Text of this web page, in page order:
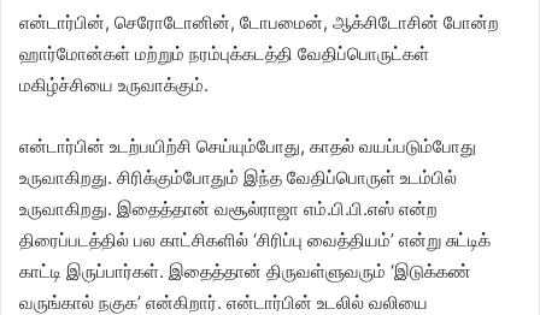
என்டார்பின், செரோடோனின், டோபமைன், ஆக்சிடோசின் போன்ற
ஹார்மோன்கள் மற்றும் நரம்புக்கடத்தி வேதிப்பொருட்கள்
மகிழ்ச்சியை உருவாக்கும்.
என்டார்பின் உடற்பயிற்சி செய்யும்போது, காதல் வயப்படும்போது
உருவாகிறது. சிரிக்கும்போதும் இந்த வேதிப்பொருள் உடம்பில்
உருவாகிறது. இதைத்தான் வசூல்ராஜா எம்.பி.பி.எஸ் என்ற
திரைப்படத்தில் பல காட்சிகளில் ‘சிரிப்பு வைத்தியம்’ என்று சுட்டிக்
காட்டி இருப்பார்கள். இதைத்தான் திருவள்ளுவரும் ‘இடுக்கண்
வருங்கால் நகுக’ என்கிறார். என்டார்பின் உடலில் வலியை